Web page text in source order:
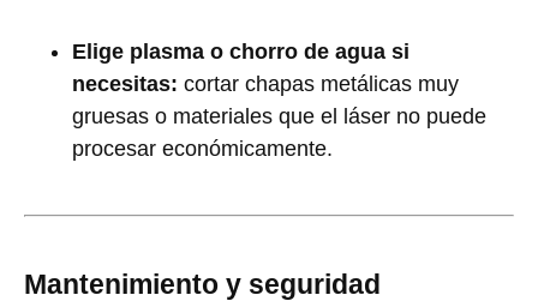
Elige plasma o chorro de agua si
necesitas: cortar chapas metálicas muy
gruesas o materiales que el láser no puede
procesar económicamente.
Mantenimiento y seguridad